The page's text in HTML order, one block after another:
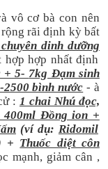
vô cơ bà con nên
rãi định kỳ bất
dinh dưỡng
hợp hợp nhất định
+ 5- 7kg Đạm sinh
2500 bình nước - à
: 1 chai Nhú đọc,
Đồng ion +
(ví dụ: Ridomil
+ Thuốc diệt côn
mạnh, giảm cân ,